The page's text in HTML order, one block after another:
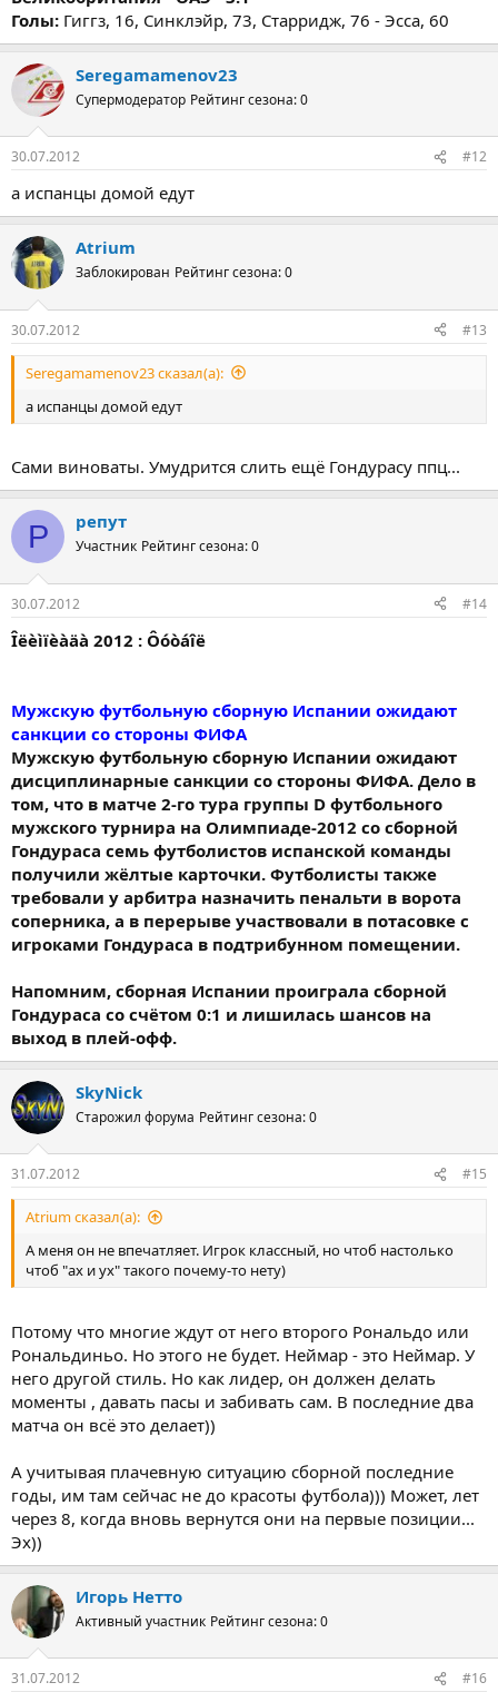
Голы: Гиггз, 16, Синклэйр, 73, Старридж, 76 - Эсса, 60
Seregamamenov23
Супермодератор Рейтинг сезона: 0
30.07.2012 #12
а испанцы домой едут
Atrium
Заблокирован Рейтинг сезона: 0
30.07.2012 #13
Seregamamenov23 сказал(а):
а испанцы домой едут
Сами виноваты. Умудрится слить ещё Гондурасу ппц...
Р репут
Участник Рейтинг сезона: 0
30.07.2012 #14
Îëèìïèàäà 2012 : Ôóòáîë
Мужскую футбольную сборную Испании ожидают
санкции со стороны ФИФА
Мужскую футбольную сборную Испании ожидают
дисциплинарные санкции со стороны ФИФА. Дело в
том, что в матче 2-го тура группы D футбольного
мужского турнира на Олимпиаде-2012 со сборной
Гондураса семь футболистов испанской команды
получили жёлтые карточки. Футболисты также
требовали у арбитра назначить пенальти в ворота
соперника, а в перерыве участвовали в потасовке с
игроками Гондураса в подтрибунном помещении.
Напомним, сборная Испании проиграла сборной
Гондураса со счётом 0:1 и лишилась шансов на
выход в плей-офф.
SkyNick
Старожил форума Рейтинг сезона: 0
31.07.2012 #15
Atrium сказал(а):
А меня он не впечатляет. Игрок классный, но чтоб настолько
чтоб "ах и ух" такого почему-то нету)
Потому что многие ждут от него второго Рональдо или
Рональдиньо. Но этого не будет. Неймар - это Неймар. У
него другой стиль. Но как лидер, он должен делать
моменты , давать пасы и забивать сам. В последние два
матча он всё это делает))
А учитывая плачевную ситуацию сборной последние
годы, им там сейчас не до красоты футбола))) Может, лет
через 8, когда вновь вернутся они на первые позиции...
Эх))
Игорь Нетто
Активный участник Рейтинг сезона: 0
31.07.2012 #16